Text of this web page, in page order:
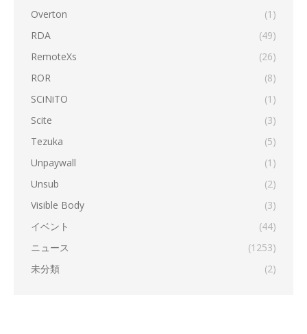
Overton
(1)
RDA
(49)
RemoteXs
(26)
ROR
(8)
SCiNiTO
(1)
Scite
(3)
Tezuka
(5)
Unpaywall
(1)
Unsub
(2)
Visible Body
(3)
イベント
(44)
ニュース
(1253)
未分類
(2)